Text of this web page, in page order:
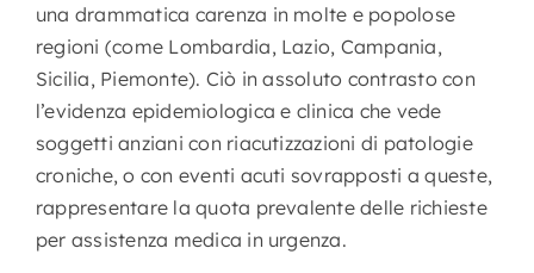
una drammatica carenza in molte e popolose
regioni (come Lombardia, Lazio, Campania,
Sicilia, Piemonte). Ciò in assoluto contrasto con
l’evidenza epidemiologica e clinica che vede
soggetti anziani con riacutizzazioni di patologie
croniche, o con eventi acuti sovrapposti a queste,
rappresentare la quota prevalente delle richieste
per assistenza medica in urgenza.